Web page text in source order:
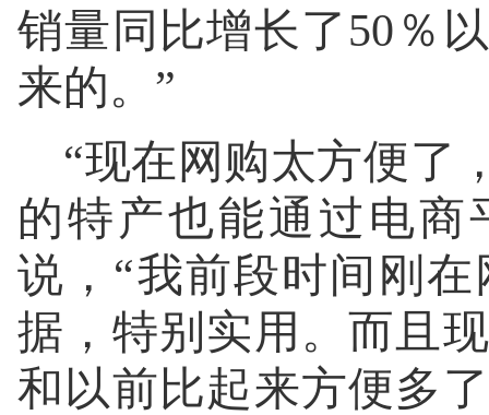
销量同比增长了50％
来的。”
“现在网购太方便了
的特产也能通过电
说，“我前段时间刚
据，特别实用。而且
和以前比起来方便多